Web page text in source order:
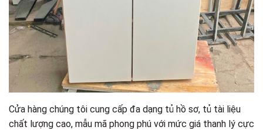
Cửa hàng chúng tôi cung cấp đa dạng tủ hồ sơ, tủ tài liệu
chất lượng cao, mẫu mã phong phú với mức giá thanh lý cực